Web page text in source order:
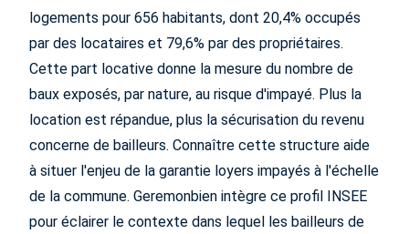
logements pour 656 habitants, dont 20,4% occupés
par des locataires et 79,6% par des propriétaires.
Cette part locative donne la mesure du nombre de
baux exposés, par nature, au risque d'impayé. Plus la
location est répandue, plus la sécurisation du revenu
concerne de bailleurs. Connaître cette structure aide
à situer l'enjeu de la garantie loyers impayés à l'échelle
de la commune. Geremonbien intègre ce profil INSEE
pour éclairer le contexte dans lequel les bailleurs de